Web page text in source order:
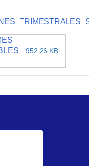
952.26 KB